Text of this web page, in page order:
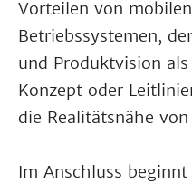
Vorteilen von
Betriebssystemen,
und Produktvision
Konzept oder
die Realitätsnähe
Im Anschluss